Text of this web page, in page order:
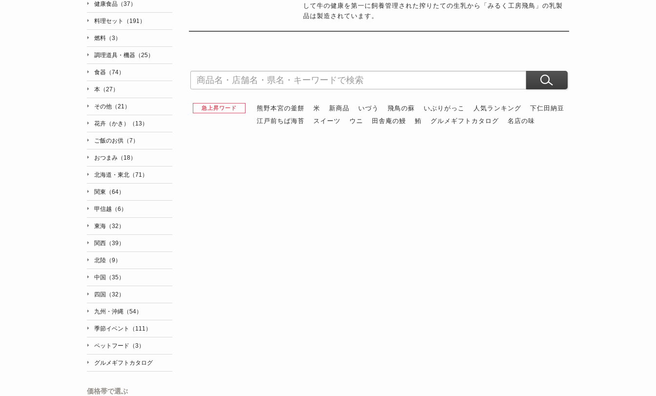
して牛の健康を第一に飼養管理された搾りたての生乳から「みるく工房飛鳥」の乳製
品は製造されています。
急上昇ワード 熊野本宮の釜餅 米 新商品 いづう 飛鳥の蘇 いぶりがっこ 人気ランキング
下仁田納豆
江戸前ちば海苔
スイーツ ウニ 田舎庵の鰻 鮪 グルメギフトカタログ 名店の味
健康食品（37）
料理セット（191）
燃料（3）
調理道具・機器（25）
食器（74）
本（27）
その他（21）
花卉（かき）（13）
ご飯のお供（7）
おつまみ（18）
北海道・東北（71）
関東（64）
甲信越（6）
東海（32）
関西（39）
北陸（9）
中国（35）
四国（32）
九州・沖縄（54）
季節イベント（111）
ペットフード（3）
グルメギフトカタログ
価格帯で選ぶ